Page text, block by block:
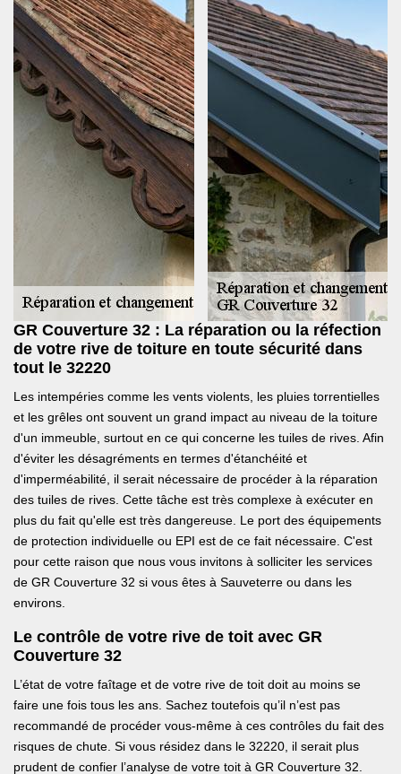
GR Couverture 32 : La réparation ou la réfection
de votre rive de toiture en toute sécurité dans
tout le 32220
Les intempéries comme les vents violents, les pluies torrentielles
et les grêles ont souvent un grand impact au niveau de la toiture
d'un immeuble, surtout en ce qui concerne les tuiles de rives. Afin
d'éviter les désagréments en termes d'étanchéité et
d'imperméabilité, il serait nécessaire de procéder à la réparation
des tuiles de rives. Cette tâche est très complexe à exécuter en
plus du fait qu'elle est très dangereuse. Le port des équipements
de protection individuelle ou EPI est de ce fait nécessaire. C'est
pour cette raison que nous vous invitons à solliciter les services
de GR Couverture 32 si vous êtes à Sauveterre ou dans les
environs.
Le contrôle de votre rive de toit avec GR
Couverture 32
L’état de votre faîtage et de votre rive de toit doit au moins se
faire une fois tous les ans. Sachez toutefois qu’il n’est pas
recommandé de procéder vous-même à ces contrôles du fait des
risques de chute. Si vous résidez dans le 32220, il serait plus
prudent de confier l’analyse de votre toit à GR Couverture 32.